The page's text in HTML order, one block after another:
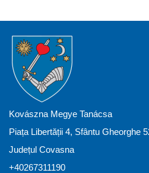
Kovászna Megye Tanácsa
Piața Libertății 4, Sfântu Gheorghe
Județul Covasna
+40267311190